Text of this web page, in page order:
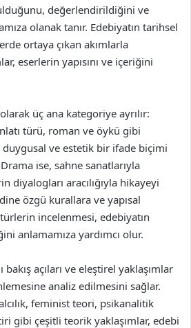
değerlendirildiğini ve
olanak tanır. Edebiyatın tarihsel
ortaya çıkan akımlarla
eserlerin yapısını ve içeriğini
üç ana kategoriye ayrılır:
türü, roman ve öykü gibi
ve estetik bir ifade biçimi
Drama ise, sahne sanatlarıyla
diyalogları aracılığıyla hikayeyi
özgü kurallara ve yapısal
incelenmesi, edebiyatın
anlamamıza yardımcı olur.
açıları ve eleştirel yaklaşımlar
analiz edilmesini sağlar.
feminist teori, psikanalitik
gibi çeşitli teorik yaklaşımlar, edebi